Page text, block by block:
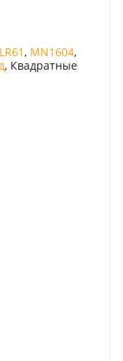
, MN1604,
, Квадратные